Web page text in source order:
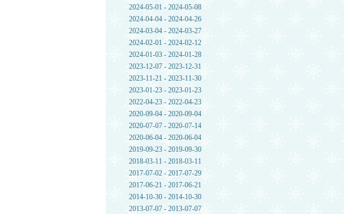
2024-05-01 - 2024-05-08
2024-04-04 - 2024-04-26
2024-03-04 - 2024-03-27
2024-02-01 - 2024-02-12
2024-01-03 - 2024-01-28
2023-12-07 - 2023-12-31
2023-11-21 - 2023-11-30
2023-01-23 - 2023-01-23
2022-04-23 - 2022-04-23
2020-09-04 - 2020-09-04
2020-07-07 - 2020-07-14
2020-06-04 - 2020-06-04
2019-09-23 - 2019-09-30
2018-03-11 - 2018-03-11
2017-07-02 - 2017-07-29
2017-06-21 - 2017-06-21
2014-10-30 - 2014-10-30
2013-07-07 - 2013-07-07